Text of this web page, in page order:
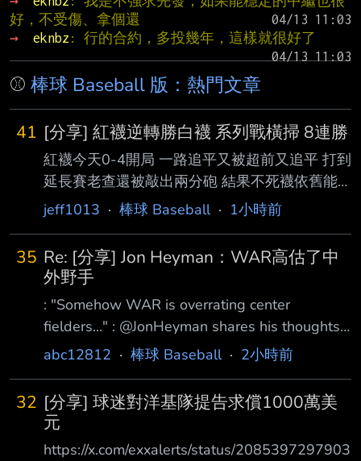
好，不受傷、拿個還
→
eknbz : 行的合約，多投幾年，這樣就很好了
⚾ 棒球 Baseball 版：熱門文章
41 [分享] 紅襪逆轉勝白襪 系列戰橫掃 8連勝
紅襪今天0-4開局 一路追平又被超前又追平 打到
延長賽老查還被敲出兩分砲 結果不死襪依舊能
打回來 最終在13局跟對手說再見 再次完成系列
31勝 從美聯墊底打到只差外卡1的洋基0.5場 繼
續北伐！ 紅襪這波的韌性真的太扯啦！
https://x.com/BNightengale/status/208557173
0198982659 The Boston Red Sox come from
behind five times, and beat the Chi
jeff1013 · 棒球 Baseball· 1小時前
35 Re: [分享] Jon Heyman：WAR高估了中
外野手
: "Somehow WAR is overrating center
fielders..." : @JonHeyman shares his thoughts
on the NL MVP race in regards to comparing
to Shohei Ohtani's pitching. :
https://x.com/i/status/2085429195300094254
: 「不知為何，WA
abc12812 · 棒球 Baseball· 2小時前
32 [分享] 球迷對洋基隊提告求償1000萬美
元
https://x.com/exxalerts/status/2085397297903